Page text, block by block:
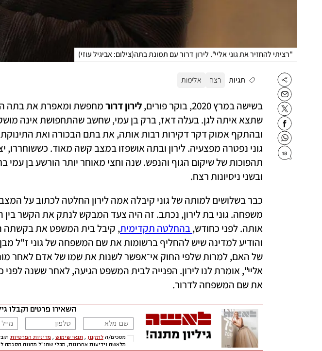
"רציתי להחזיר את גוני אליי". לירון דרור עם תמונת בתה(צילום: אביגיל עוזי)
18
תגיות רצח אלימות
בשישה במרץ 2020, בוקר פורים, לירון דרור
ובהתקף אמוק דקר דקירות רבות אותה, את בתם הבכורה ואת התינוקת
ובשני ניסיונות רצח.
אותה. לפני כחודש, בהחלטה תקדימית
את שם המשפחה לדרור.